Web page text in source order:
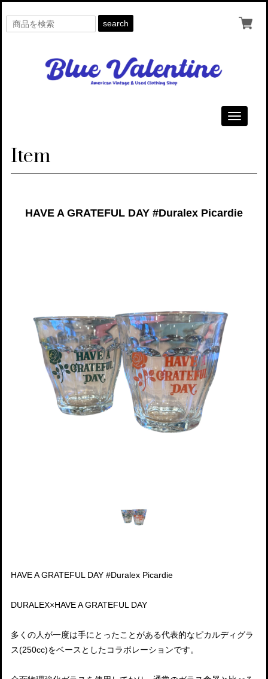
search
Toggle
Item
HAVE A GRATEFUL DAY #Duralex Picardie
HAVE A GRATEFUL DAY #Duralex Picardie
DURALEX×HAVE A GRATEFUL DAY
多くの人が一度は手にとったことがある代表的なピカルディグラ
ス(250cc)をベースとしたコラボレーションです。